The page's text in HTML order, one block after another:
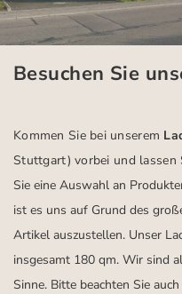
Besuchen Sie
Kommen Sie bei unserem
Stuttgart) vorbei und
Sie eine Auswahl an
ist es uns auf Grund des
Artikel auszustellen. Unser
insgesamt 180 qm. Wir sind
Sinne. Bitte beachten Sie